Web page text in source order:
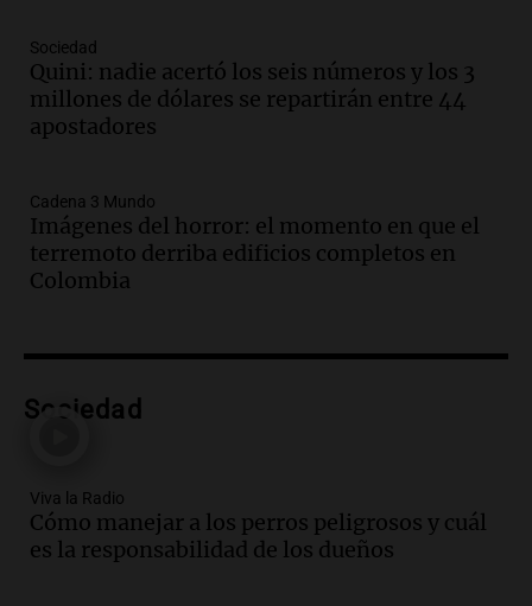
figura del fútbol argentino comparte su
lucha y recuperación emocional
Panorama Federal
Episodios
Mendoza visitó su colegio, que participa
en Grupos Corales
Edición 2026
Episodios
a Córdoba en noviembre
Episodios
sabía si salir corriendo"
Viva la Radio
Episodios
Sociedad
Quini: nadie acertó los seis números y los 3
millones de dólares se repartirán entre 44
apostadores
Cadena 3 Mundo
Imágenes del horror: el momento en que el
terremoto derriba edificios completos en
Colombia
Sociedad
Viva la Radio
Cómo manejar a los perros peligrosos y cuál
es la responsabilidad de los dueños